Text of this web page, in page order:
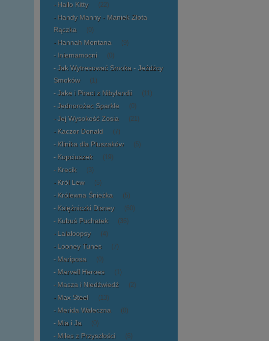
Hallo Kitty (22)
Handy Manny - Maniek Złota
Rączka
(0)
Hannah Montana (9)
Iniemamocni (0)
Jak Wytresować Smoka - Jeźdźcy
Smoków
(1)
Jake i Piraci z Nibylandii (11)
Jednorożec Sparkle (0)
Jej Wysokość Zosia (21)
Kaczor Donald (7)
Klinika dla Pluszaków (5)
Kopciuszek (19)
Krecik (3)
Król Lew (5)
Królewna Śnieżka (5)
Księżniczki Disney (60)
Kubuś Puchatek (36)
Lalaloopsy (4)
Looney Tunes (7)
Mariposa (0)
Marvell Heroes (1)
Masza i Niedźwiedź (2)
Max Steel (13)
Merida Waleczna (0)
Mia i Ja (0)
Miles z Przyszłości (6)